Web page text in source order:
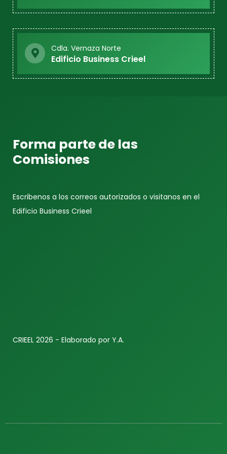
Cdla. Vernaza Norte
Edificio Business Crieel
Forma parte de las
Comisiones
Escribenos a los correos autorizados o visitanos en el
Edificio Business Crieel
CRIEEL 2026 - Elaborado por Y.A.